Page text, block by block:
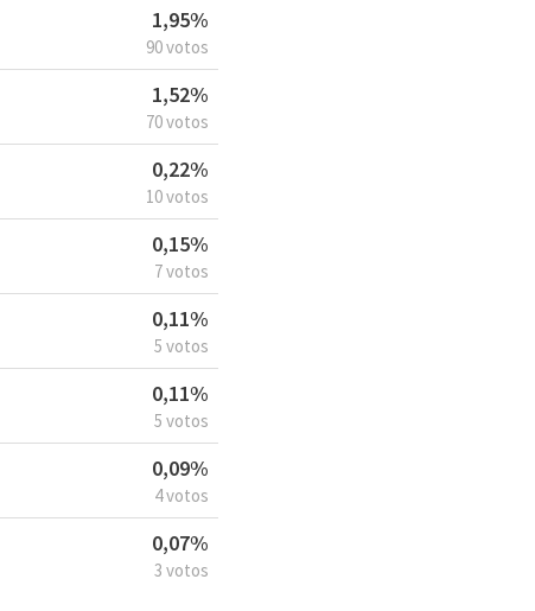
1,95%
90 votos
1,52%
70 votos
0,22%
10 votos
0,15%
7 votos
0,11%
5 votos
0,11%
5 votos
0,09%
4 votos
0,07%
3 votos